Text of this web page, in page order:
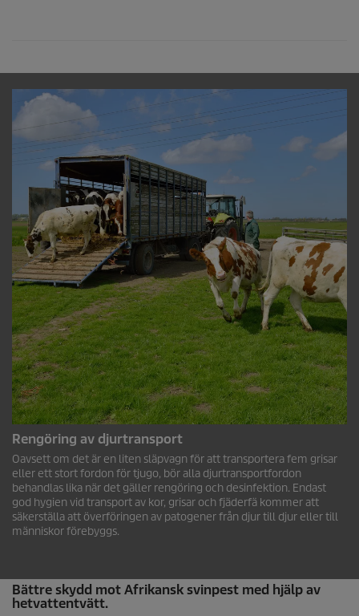
Rengöring av djurtransport
Oavsett om det är en liten släpvagn för att transportera fem grisar
eller ett stort fordon för tjugo, bör alla djurtransportfordon
behandlas lika när det gäller rengöring och desinfektion. Endast
god hygien vid transport av kor, grisar och fjäderfä kommer att
säkerställa att överföringen av patogener från djur till djur eller till
människor förebyggs.
Bättre skydd mot Afrikansk svinpest med hjälp av
hetvattentvätt.